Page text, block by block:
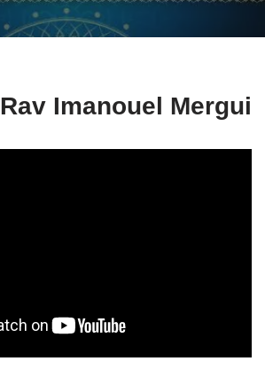
Rav Imanouel Mergui